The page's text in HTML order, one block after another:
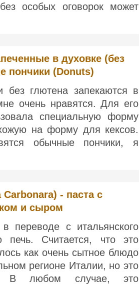
особых оговорок может
в духовке (без
пончики (Donuts)
без глютена запекаются в
очень нравятся. Для его
специальную форму
на форму для кексов.
обычные пончики, я
- паста с
и сыром
переводе с итальянского
печь. Считается, что это
как очень сытное блюдо
регионе Италии, но это
В любом случае, это